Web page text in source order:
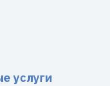
услуги